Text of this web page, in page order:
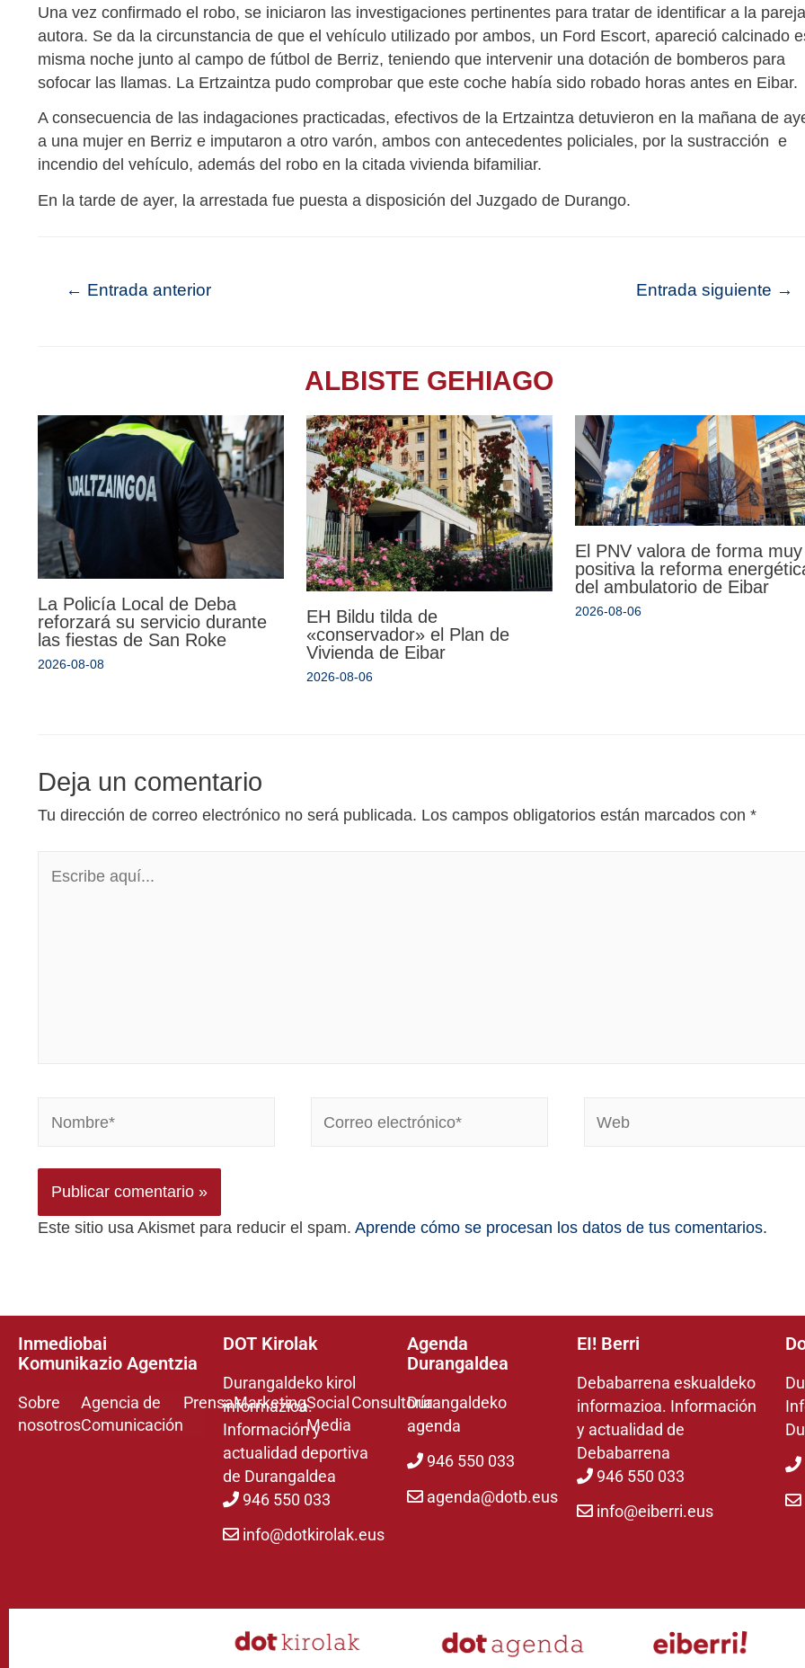
Una vez confirmado el robo, se iniciaron las investigaciones pertinentes para tratar de identificar a la pareja
autora. Se da la circunstancia de que el vehículo utilizado por ambos, un Ford Escort, apareció calcinado
misma noche junto al campo de fútbol de Berriz, teniendo que intervenir una dotación de bomberos para
sofocar las llamas. La Ertzaintza pudo comprobar que este coche había sido robado horas antes en Eibar.
A consecuencia de las indagaciones practicadas, efectivos de la Ertzaintza detuvieron en la mañana de
a una mujer en Berriz e imputaron a otro varón, ambos con antecedentes policiales, por la sustracción e
incendio del vehículo, además del robo en la citada vivienda bifamiliar.
En la tarde de ayer, la arrestada fue puesta a disposición del Juzgado de Durango.
← Entrada anterior Entrada siguiente →
ALBISTE GEHIAGO
La Policía Local de Deba
reforzará su servicio durante
las fiestas de San Roke
2026-08-08
EH Bildu tilda de
«conservador» el Plan de
Vivienda de Eibar
2026-08-06
El PNV valora de forma muy
positiva la reforma
del ambulatorio de Eibar
2026-08-06
Deja un comentario
Tu dirección de correo electrónico no será publicada. Los campos obligatorios están marcados con *
Este sitio usa Akismet para reducir el spam. Aprende cómo se procesan los datos de tus comentarios.
Inmediobai
Komunikazio Agentzia
Sobre
nosotros
Agencia de
Comunicación
PrensaMarketingSocial
Media
Consultoría
DOT Kirolak
Durangaldeko kirol
informazioa.
Información y
actualidad deportiva
de Durangaldea
946 550 033
info@dotkirolak.eus
Agenda
Durangaldea
Durangaldeko
agenda
946 550 033
agenda@dotb.eus
EI! Berri
Debabarrena eskualdeko
informazioa. Información
y actualidad de
Debabarrena
946 550 033
info@eiberri.eus